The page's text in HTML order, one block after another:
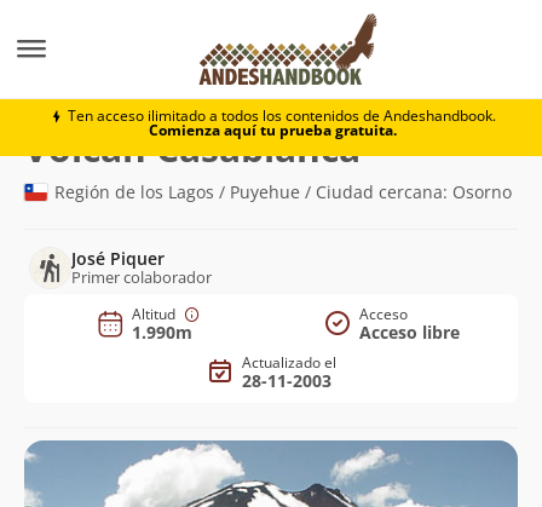
Ten acceso ilimitado a todos los contenidos de Andeshandbook.
Comienza aquí tu prueba gratuita.
Volcán Casablanca
Volcán Casablanca(1.990m)
Región de los Lagos / Puyehue / Ciudad cercana: Osorno
José Piquer
Primer colaborador
Altitud
1.990m
Acceso
Acceso libre
Actualizado el
28-11-2003